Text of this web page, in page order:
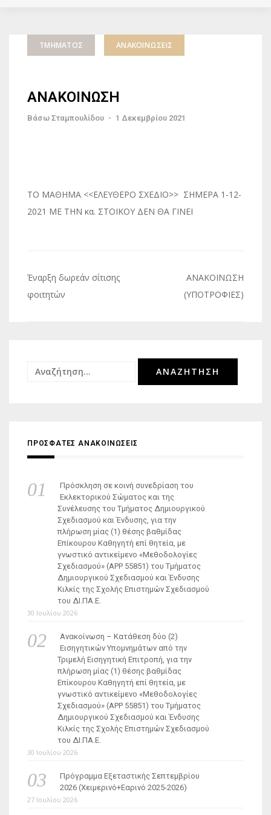
ΤΜΉΜΑΤΟΣ ΑΝΑΚΟΙΝΏΣΕΙΣ
ΑΝΑΚΟΙΝΩΣΗ
Βάσω Σταμπουλίδου - 1 Δεκεμβρίου 2021
ΤΟ ΜΑΘΗΜΑ <<ΕΛΕΥΘΕΡΟ ΣΧΕΔΙΟ>> ΣΗΜΕΡΑ 1-12-
2021 ΜΕ ΤΗΝ κα. ΣΤΟΙΚΟΥ ΔΕΝ ΘΑ ΓΙΝΕΙ
Πλοήγηση
άρθρων
Έναρξη δωρεάν σίτισης
φοιτητών
ΑΝΑΚΟΙΝΩΣΗ
(ΥΠΟΤΡΟΦΙΕΣ)
Αναζήτηση
ΠΡΟΣΦΑΤΕΣ ΑΝΑΚΟΙΝΩΣΕΙΣ
Πρόσκληση σε κοινή συνεδρίαση του
Εκλεκτορικού Σώματος και της
Συνέλευσης του Τμήματος Δημιουργικού
Σχεδιασμού και Ένδυσης, για την
πλήρωση μίας (1) θέσης βαθμίδας
Επίκουρου Καθηγητή επί θητεία, με
γνωστικό αντικείμενο «Μεθοδολογίες
Σχεδιασμού» (ΑΡΡ 55851) του Τμήματος
Δημιουργικού Σχεδιασμού και Ένδυσης
Κιλκίς της Σχολής Επιστημών Σχεδιασμού
του ΔΙ.ΠΑ.Ε.
30 Ιουλίου 2026
Ανακοίνωση – Κατάθεση δύο (2)
Εισηγητικών Υπομνημάτων από την
Τριμελή Εισηγητική Επιτροπή, για την
πλήρωση μίας (1) θέσης βαθμίδας
Επίκουρου Καθηγητή επί θητεία, με
γνωστικό αντικείμενο «Μεθοδολογίες
Σχεδιασμού» (ΑΡΡ 55851) του Τμήματος
Δημιουργικού Σχεδιασμού και Ένδυσης
Κιλκίς της Σχολής Επιστημών Σχεδιασμού
του ΔΙ.ΠΑ.Ε.
30 Ιουλίου 2026
Πρόγραμμα Εξεταστικής Σεπτεμβρίου
2026 (Χειμερινό+Εαρινό 2025-2026)
27 Ιουλίου 2026